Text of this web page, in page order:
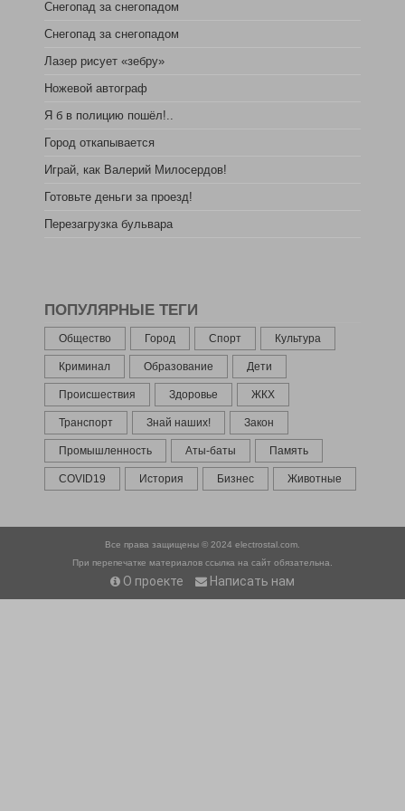
Снегопад за снегопадом
Снегопад за снегопадом
Лазер рисует «зебру»
Ножевой автограф
Я б в полицию пошёл!..
Город откапывается
Играй, как Валерий Милосердов!
Готовьте деньги за проезд!
Перезагрузка бульвара
ПОПУЛЯРНЫЕ ТЕГИ
Общество Город Спорт Культура
Криминал Образование Дети
Происшествия Здоровье ЖКХ
Транспорт Знай наших! Закон
Промышленность Аты-баты Память
COVID19 История Бизнес Животные
Все права защищены © 2024 electrostal.com.
При перепечатке материалов ссылка на сайт обязательна.
О проекте Написать нам